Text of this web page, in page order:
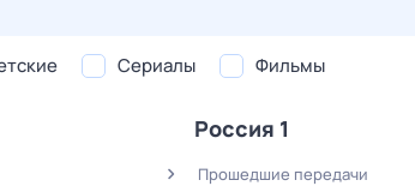
Сериалы Фильмы
Россия 1
Прошедшие передачи